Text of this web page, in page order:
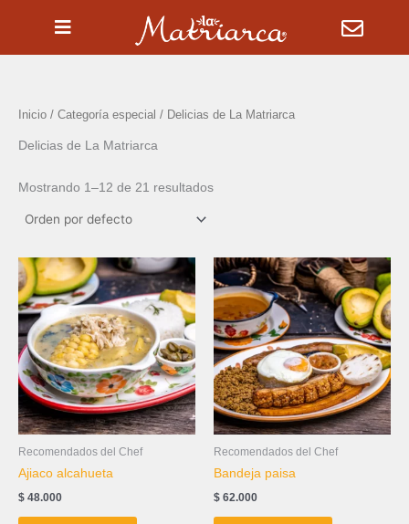
Inicio / Categoría especial / Delicias de La Matriarca
Delicias de La Matriarca
Mostrando 1–12 de 21 resultados
Recomendados del Chef
Ajiaco alcahueta
$ 48.000
Recomendados del Chef
Bandeja paisa
$ 62.000